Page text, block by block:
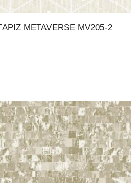
METAVERSE MV205-2